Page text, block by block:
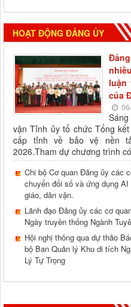
HOẠT ĐỘNG ĐẢNG ỦY
luận
của
vận Tỉnh ủy tổ chức Tổng
cấp tỉnh về bảo vệ nền
2026.Tham dự chương trình
Chi bộ Cơ quan Đảng ủy các
chuyển đổi số và ứng dụng
giáo, dân vận.
Lãnh đạo Đảng ủy các cơ
Ngày truyền thống Ngành
Hội nghị thông qua dự thảo
bộ Ban Quản lý Khu di tích
Lý Tự Trọng